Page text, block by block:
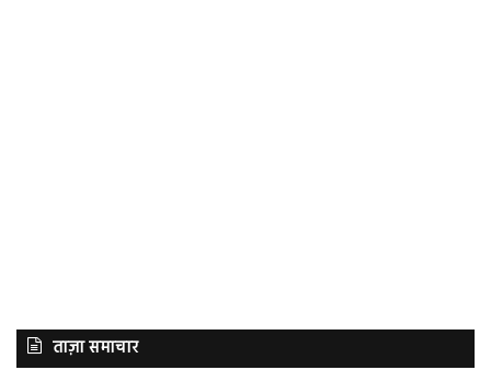
ताज़ा समाचार